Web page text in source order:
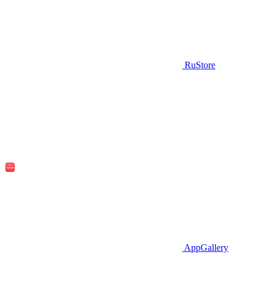
RuStore
AppGallery